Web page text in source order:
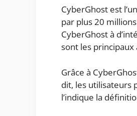
CyberGhost est
par plus 20
CyberGhost à
sont les principaux
Grâce à
dit, les utilisateurs
l’indique la